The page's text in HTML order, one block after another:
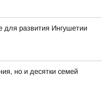
развития Ингушетии
но и десятки семей